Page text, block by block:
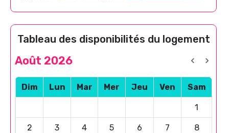
Tableau des disponibilités du logement
Août 2026
Dim Lun Mar Mer Jeu Ven Sam
1
2 3 4 5 6 7 8